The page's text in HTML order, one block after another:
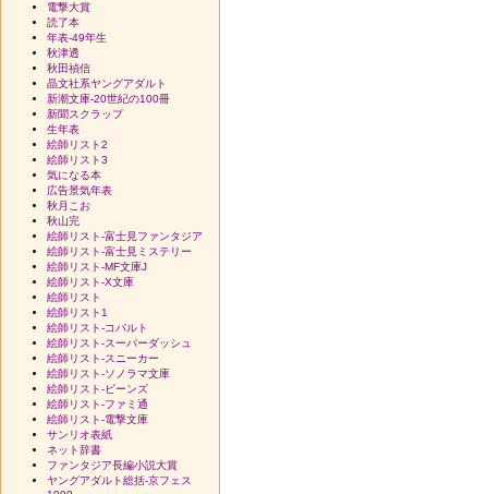
電撃大賞
読了本
年表-49年生
秋津透
秋田禎信
晶文社系ヤングアダルト
新潮文庫-20世紀の100冊
新聞スクラップ
生年表
絵師リスト2
絵師リスト3
気になる本
広告景気年表
秋月こお
秋山完
絵師リスト-富士見ファンタジア
絵師リスト-富士見ミステリー
絵師リスト-MF文庫J
絵師リスト-X文庫
絵師リスト
絵師リスト1
絵師リスト-コバルト
絵師リスト-スーパーダッシュ
絵師リスト-スニーカー
絵師リスト-ソノラマ文庫
絵師リスト-ビーンズ
絵師リスト-ファミ通
絵師リスト-電撃文庫
サンリオ表紙
ネット辞書
ファンタジア長編小説大賞
ヤングアダルト総括-京フェス